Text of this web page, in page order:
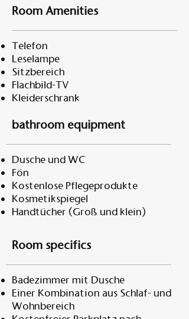
Room Amenities
Telefon
Leselampe
Sitzbereich
Flachbild-TV
Kleiderschrank
bathroom equipment
Dusche und WC
Fön
Kostenlose Pflegeprodukte
Kosmetikspiegel
Handtücher (Groß und klein)
Room specifics
Badezimmer mit Dusche
Einer Kombination aus Schlaf- und
Wohnbereich